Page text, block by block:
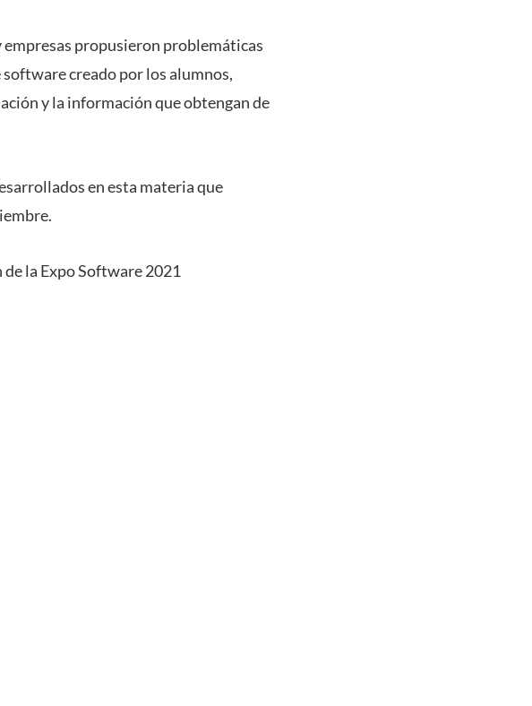
propusieron problemáticas
creado por los alumnos,
y la información que obtengan de
en esta materia que
la Expo Software 2021